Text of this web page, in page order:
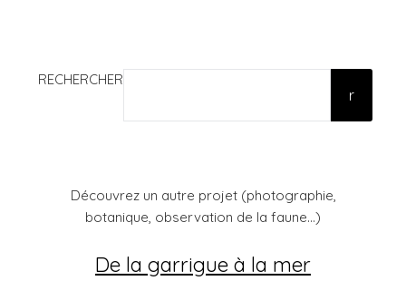
RECHERCHER
r
Découvrez un autre projet (photographie,
botanique, observation de la faune...)
De la garrigue à la mer